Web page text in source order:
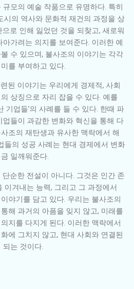
모의 예술 작품으로 유명하다. 특히
시의 역사와 문화적 재건의 과정을 상
로 인해 잃었던 것을 되찾고, 새로워
가려는 의지를 보여준다. 이러한 예
수 있으며, 불사조의 이야기는 각각
를 부여하고 있다.
된 이야기는 우리에게 경제적, 사회
상징으로 자리 잡을 수 있다. 예를
기업들'의 사례를 들 수 있다. 한때 파
들이 과감한 변화와 혁신을 통해 다
조의 재탄생과 유사한 맥락에서 해
들의 성공 사례는 현대 경제에서 변화
일깨워준다.
순한 전설이 아니다. 그것은 인간 존
이겨내는 능력, 그리고 그 과정에서
야기를 담고 있다. 우리는 불사조의
해 과거의 아픔을 잊지 않고, 미래를
지를 다지게 된다. 이러한 맥락에서
에 그치지 않고, 현대 사회와 연결된
는 것이다.